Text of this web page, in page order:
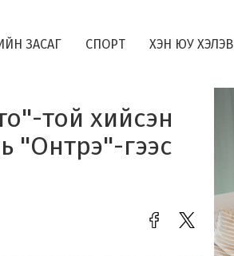
ЗАСАГ СПОРТ ХЭН ЮУ ХЭЛЭВ
той хийсэн
"Онтрэ"-гээс